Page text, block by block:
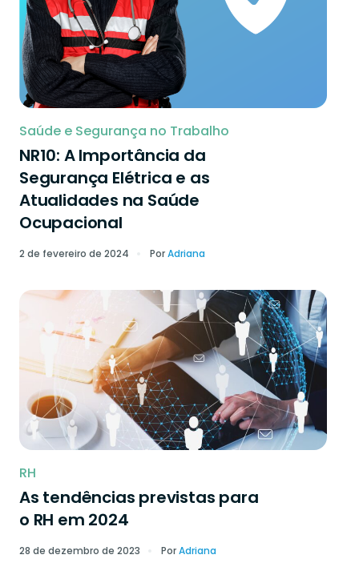
Saúde e Segurança no Trabalho
NR10: A Importância da
Segurança Elétrica e as
Atualidades na Saúde
Ocupacional
2 de fevereiro de 2024 PorAdriana
RH
As tendências previstas para
o RH em 2024
28 de dezembro de 2023 PorAdriana